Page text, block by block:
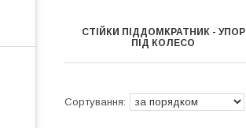
СТІЙКИ ПІДДОМКРАТНИК - УПОР
ПІД КОЛЕСО